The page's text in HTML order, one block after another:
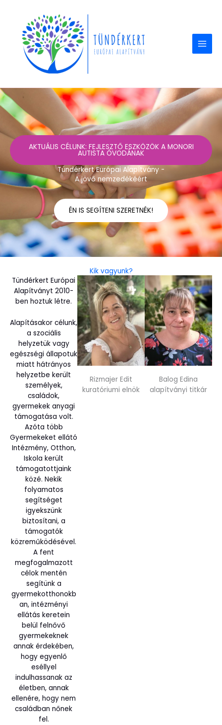
content
AKTUÁLIS CÉLUNK: FEJLESZTŐ ESZKÖZÖK A MONORI
AUTISTA ÓVODÁNAK
Tündérkert Európai Alapítvány -
A jövő nemzedékéért
ÉN IS SEGÍTENI SZERETNÉK!
Kik vagyunk?
Tündérkert Európai
Alapítványt 2010-
ben hoztuk létre.
Alapításakor célunk,
a szociális
helyzetük vagy
egészségi állapotuk
miatt hátrányos
helyzetbe került
személyek,
családok,
gyermekek anyagi
támogatása volt.
Azóta több
Gyermekeket ellátó
Intézmény, Otthon,
Iskola került
támogatottjaink
közé. Nekik
folyamatos
segítséget
igyekszünk
biztosítani, a
támogatók
közreműködésével.
A fent
megfogalmazott
célok mentén
segítünk a
gyermekotthonokb
an, intézményi
ellátás keretein
belül felnővő
gyermekeknek
annak érdekében,
hogy egyenlő
eséllyel
indulhassanak az
életben, annak
ellenére, hogy nem
családban nőnek
fel.
Rizmajer Edit
kuratóriumi elnök
Balog Edina
alapítványi titkár